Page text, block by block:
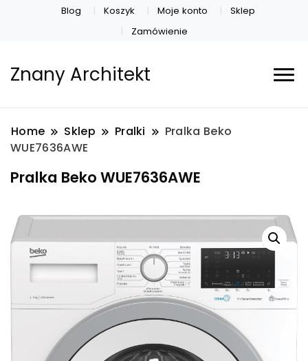
Blog Koszyk Moje konto
Sklep
Zamówienie
Znany Architekt
Home Sklep Pralki
Pralka Beko
WUE7636AWE
Pralka Beko WUE7636AWE